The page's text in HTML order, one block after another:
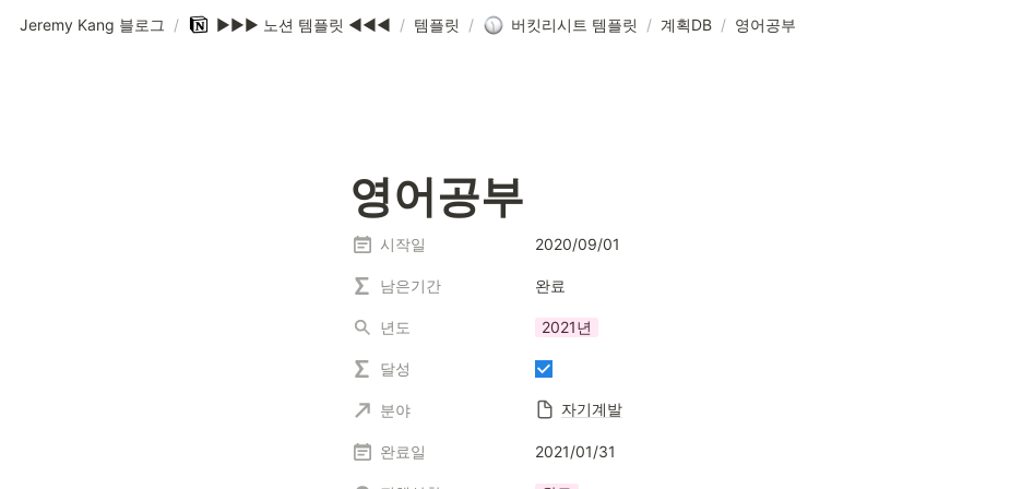
Jeremy Kang 블로그 / ▶️▶️▶️ 노션 템플릿 ◀️◀️◀️ / 템플릿 / 버킷리시트 템플릿 / 계획DB / 영어공부
영어공부
시작일 2020/09/01
남은기간 완료
년도 2021년
달성
분야 자기계발
완료일 2021/01/31